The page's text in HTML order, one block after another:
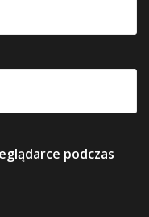
podczas